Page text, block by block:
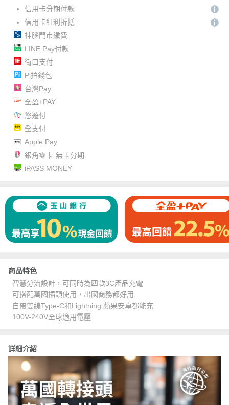
信用卡分期付款
信用卡紅利折抵
神腦門市繳費
LINE Pay付款
街口支付
Pi拍錢包
台灣Pay
全盈+PAY
悠遊付
全支付
Apple Pay
銀角零卡-無卡分期
iPASS MONEY
商品特色
智慧分流設計，可同時為四款3C產品充電
可搭配萬國插頭使用，出國商務都好用
自帶雙線Type-C和Lightning 蘋果安卓都能充
100V-240V全球適用電壓
詳細介紹